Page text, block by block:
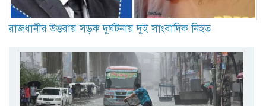
রাজধানীর উত্তরায় সড়ক দুর্ঘটনায় দুই সাংবাদিক নিহত